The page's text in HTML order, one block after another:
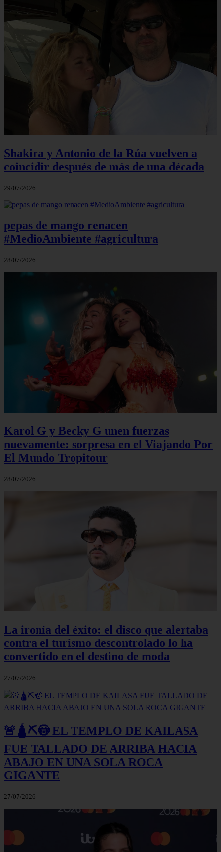
Shakira y Antonio de la Rúa vuelven a
coincidir después de más de una década
29/07/2026
pepas de mango renacen
#MedioAmbiente #agricultura
28/07/2026
Karol G y Becky G unen fuerzas
nuevamente: sorpresa en el Viajando Por
El Mundo Tropitour
28/07/2026
La ironía del éxito: el disco que alertaba
contra el turismo descontrolado lo ha
convertido en el destino de moda
27/07/2026
🚨🛕⛏️😳 EL TEMPLO DE KAILASA
FUE TALLADO DE ARRIBA HACIA
ABAJO EN UNA SOLA ROCA
GIGANTE
27/07/2026